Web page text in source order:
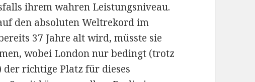
ihrem wahren Leistungsniveau.
den absoluten Weltrekord im
37 Jahre alt wird, müsste sie
wobei London nur bedingt (trotz
richtige Platz für dieses